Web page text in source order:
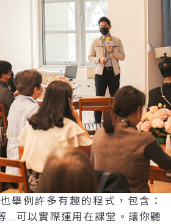
舉例許多有趣的程式，包含：
...可以實際運用在課堂。讓你聽